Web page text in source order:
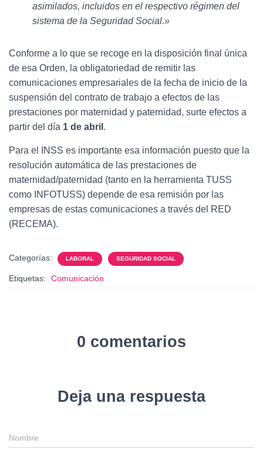
asimilados, incluidos en el respectivo régimen del
sistema de la Seguridad Social.»
Conforme a lo que se recoge en la disposición final única
de esa Orden, la obligatoriedad de remitir las
comunicaciones empresariales de la fecha de inicio de la
suspensión del contrato de trabajo a efectos de las
prestaciones por maternidad y paternidad, surte efectos a
partir del día 1 de abril .
Para el INSS es importante esa información puesto que la
resolución automática de las prestaciones de
maternidad/paternidad (tanto en la herramienta TUSS
como INFOTUSS) depende de esa remisión por las
empresas de estas comunicaciones a través del RED
(RECEMA).
Categorías: LABORAL SEGURIDAD SOCIAL
Etiquetas: Comunicación
0 comentarios
Deja una respuesta
Nombre